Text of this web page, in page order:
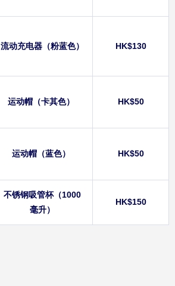
流动充电器（粉蓝色） HK$130
运动帽（卡其色） HK$50
运动帽（蓝色） HK$50
不锈钢吸管杯（1000
毫升）
HK$150